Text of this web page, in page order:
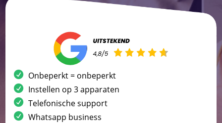
Onbeperkt = onbeperkt
Instellen op 3 apparaten
Telefonische support
Whatsapp business